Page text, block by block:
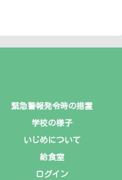
緊急警報発令時の措置
学校の様子
いじめについて
給食室
ログイン